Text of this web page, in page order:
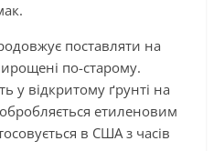
поставляти на
по-старому.
у відкритому ґрунті на
етиленовим
в США з часів